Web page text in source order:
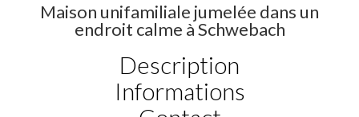
Maison unifamiliale jumelée dans un
endroit calme à Schwebach
Description
Informations